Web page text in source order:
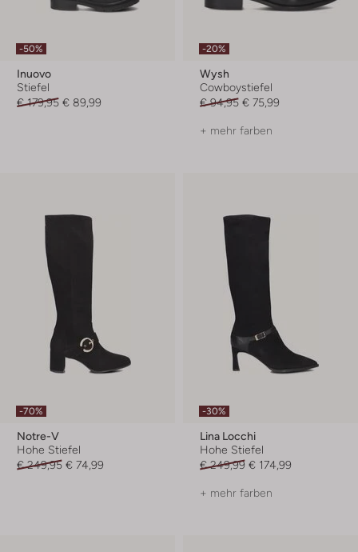
-50%
Inuovo
Stiefel
€ 179,95 € 89,99
-20%
Wysh
Cowboystiefel
€ 94,95 € 75,99
+ mehr farben
-70%
Notre-V
Hohe Stiefel
€ 249,95 € 74,99
-30%
Lina Locchi
Hohe Stiefel
€ 249,99 € 174,99
+ mehr farben